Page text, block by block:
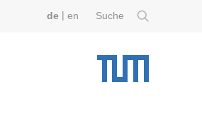
Suche
de en